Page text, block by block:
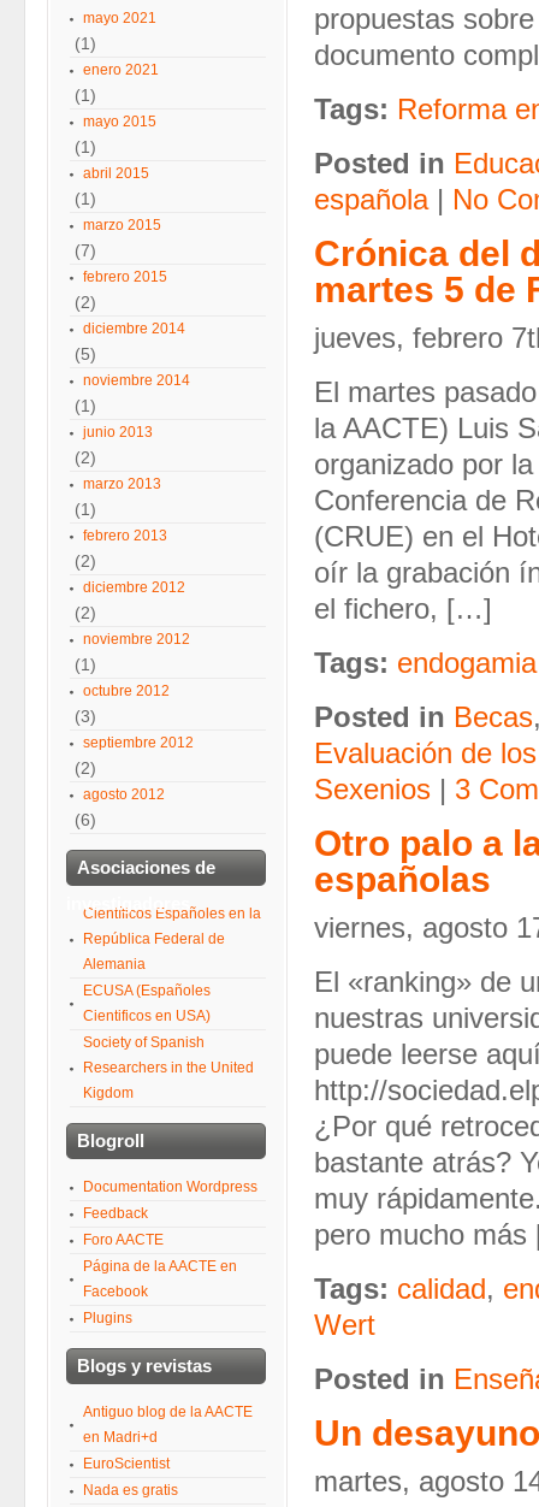
propuestas
documento
Tags: Reforma
Posted in
española| No
Crónica del
martes 5 de
jueves, febrero
El martes
la AACTE) Luis
organizado por
Conferencia de
(CRUE) en el
oír la grabación
el fichero, […]
Tags: endogamia
Posted in Becas
Evaluación de
Sexenios | 3
Otro palo a
españolas
viernes, agosto
El «ranking» de
nuestras
puede leerse
http://
¿Por qué
bastante atrás?
muy
pero mucho
Tags: calidad,
Wert
Posted in
Un
martes, agosto
mayo 2021
(1)
enero 2021
(1)
mayo 2015
(1)
abril 2015
(1)
marzo 2015
(7)
febrero 2015
(2)
diciembre 2014
(5)
noviembre 2014
(1)
junio 2013
(2)
marzo 2013
(1)
febrero 2013
(2)
diciembre 2012
(2)
noviembre 2012
(1)
octubre 2012
(3)
septiembre 2012
(2)
agosto 2012
(6)
Asociaciones de
investigadores
Científicos Españoles en la
República Federal de
Alemania
ECUSA (Españoles
Cientificos en USA)
Society of Spanish
Researchers in the United
Kigdom
Blogroll
Documentation Wordpress
Feedback
Foro AACTE
Página de la AACTE en
Facebook
Plugins
Blogs y revistas
Antiguo blog de la AACTE
en Madri+d
EuroScientist
Nada es gratis